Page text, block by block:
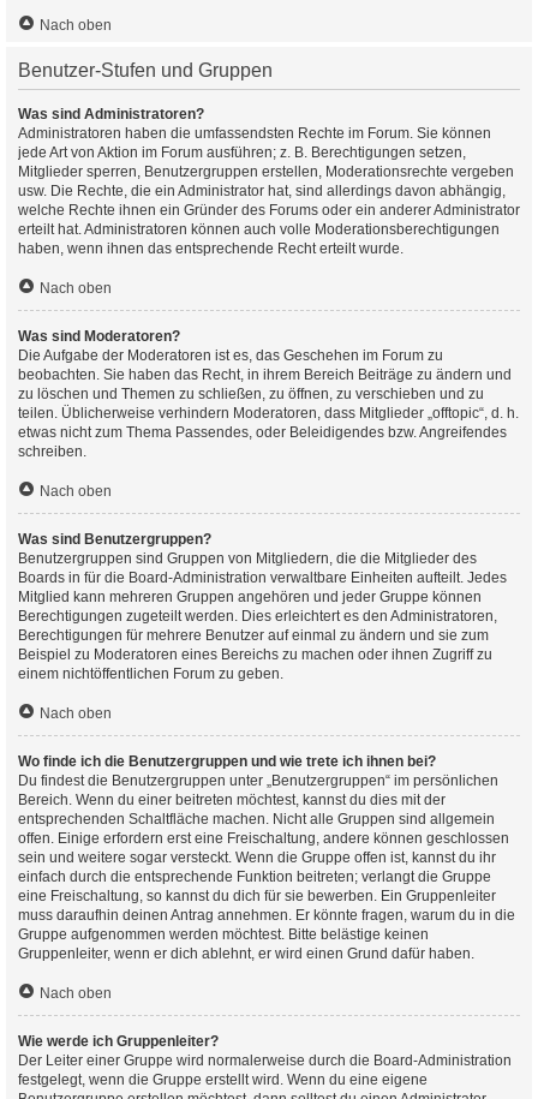
Nach oben
Benutzer-Stufen und Gruppen
Was sind Administratoren?
Administratoren haben die umfassendsten Rechte im Forum. Sie können
jede Art von Aktion im Forum ausführen; z. B. Berechtigungen setzen,
Mitglieder sperren, Benutzergruppen erstellen, Moderationsrechte vergeben
usw. Die Rechte, die ein Administrator hat, sind allerdings davon abhängig,
welche Rechte ihnen ein Gründer des Forums oder ein anderer Administrator
erteilt hat. Administratoren können auch volle Moderationsberechtigungen
haben, wenn ihnen das entsprechende Recht erteilt wurde.
Nach oben
Was sind Moderatoren?
Die Aufgabe der Moderatoren ist es, das Geschehen im Forum zu
beobachten. Sie haben das Recht, in ihrem Bereich Beiträge zu ändern und
zu löschen und Themen zu schließen, zu öffnen, zu verschieben und zu
teilen. Üblicherweise verhindern Moderatoren, dass Mitglieder „offtopic“, d. h.
etwas nicht zum Thema Passendes, oder Beleidigendes bzw. Angreifendes
schreiben.
Nach oben
Was sind Benutzergruppen?
Benutzergruppen sind Gruppen von Mitgliedern, die die Mitglieder des
Boards in für die Board-Administration verwaltbare Einheiten aufteilt. Jedes
Mitglied kann mehreren Gruppen angehören und jeder Gruppe können
Berechtigungen zugeteilt werden. Dies erleichtert es den Administratoren,
Berechtigungen für mehrere Benutzer auf einmal zu ändern und sie zum
Beispiel zu Moderatoren eines Bereichs zu machen oder ihnen Zugriff zu
einem nichtöffentlichen Forum zu geben.
Nach oben
Wo finde ich die Benutzergruppen und wie trete ich ihnen bei?
Du findest die Benutzergruppen unter „Benutzergruppen“ im persönlichen
Bereich. Wenn du einer beitreten möchtest, kannst du dies mit der
entsprechenden Schaltfläche machen. Nicht alle Gruppen sind allgemein
offen. Einige erfordern erst eine Freischaltung, andere können geschlossen
sein und weitere sogar versteckt. Wenn die Gruppe offen ist, kannst du ihr
einfach durch die entsprechende Funktion beitreten; verlangt die Gruppe
eine Freischaltung, so kannst du dich für sie bewerben. Ein Gruppenleiter
muss daraufhin deinen Antrag annehmen. Er könnte fragen, warum du in die
Gruppe aufgenommen werden möchtest. Bitte belästige keinen
Gruppenleiter, wenn er dich ablehnt, er wird einen Grund dafür haben.
Nach oben
Wie werde ich Gruppenleiter?
Der Leiter einer Gruppe wird normalerweise durch die Board-Administration
festgelegt, wenn die Gruppe erstellt wird. Wenn du eine eigene